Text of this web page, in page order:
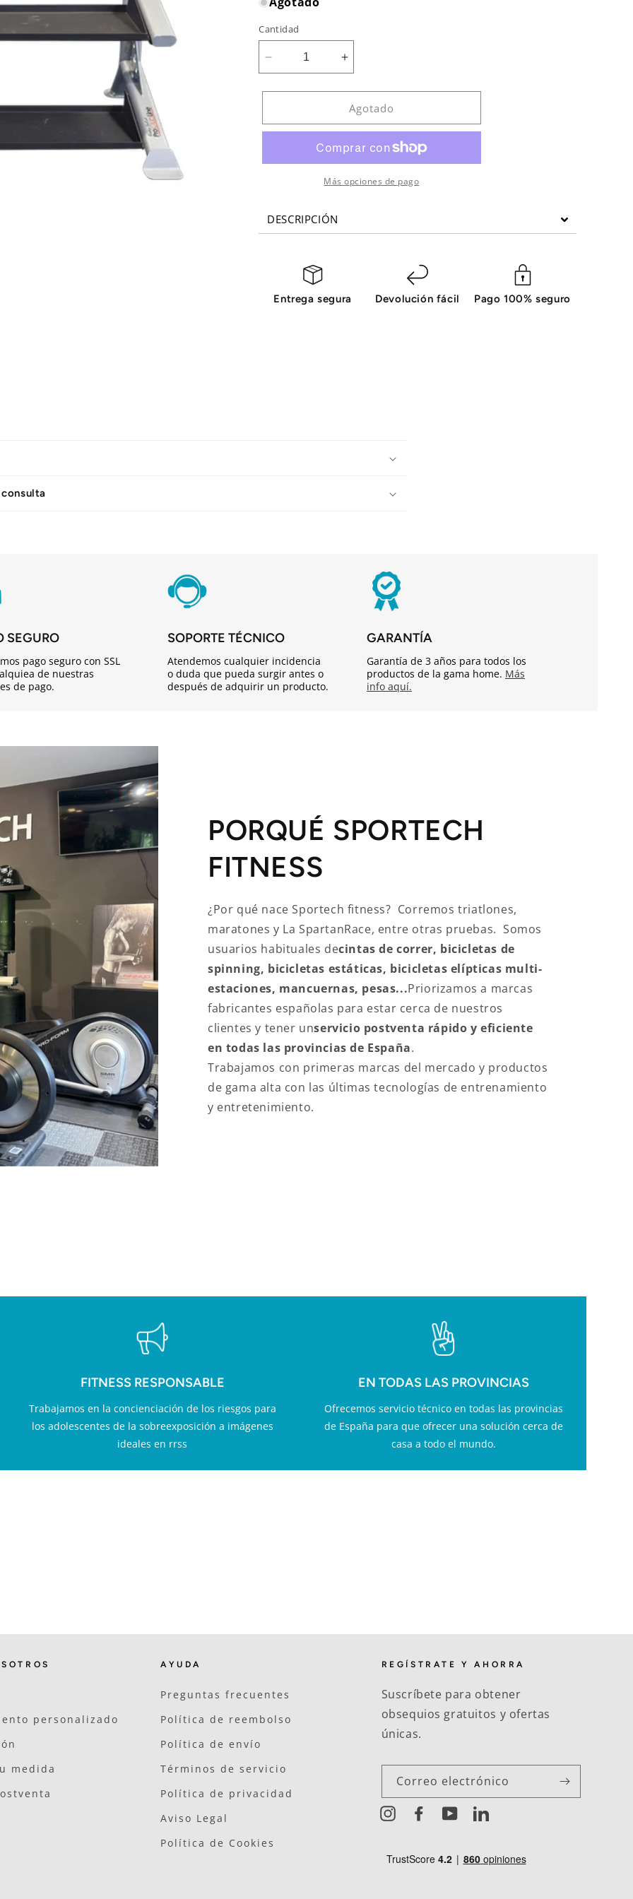
Cantidad
Reducir
cantidad
para
PARA
PROCLUBLINE
DE
Aumentar
cantidad
para
SOPORTE
PARA
PROCLUBLINE
DE
2
Agotado
Más opciones de pago
DESCRIPCIÓN
Entrega segura Devolución fácil Pago 100% seguro
SEGURO
pago seguro con SSL
de nuestras
de pago.
SOPORTE TÉCNICO
Atendemos cualquier incidencia
o duda que pueda surgir antes o
después de adquirir un producto.
GARANTÍA
Garantía de 3 años para todos los
productos de la gama home. Más
info aquí.
PORQUÉ SPORTECH
FITNESS
¿Por qué nace Sportech fitness? Corremos triatlones,
maratones y La SpartanRace, entre otras pruebas. Somos
usuarios habituales decintas de correr, bicicletas de
spinning, bicicletas estáticas, bicicletas elípticas multi-
estaciones, mancuernas, pesas...Priorizamos a marcas
fabricantes españolas para estar cerca de nuestros
clientes y tener unservicio postventa rápido y eficiente
en todas las provincias de España.
Trabajamos con primeras marcas del mercado y productos
de gama alta con las últimas tecnologías de entrenamiento
y entretenimiento.
FITNESS RESPONSABLE
Trabajamos en la concienciación de los riesgos para
los adolescentes de la sobreexposición a imágenes
ideales en rrss
EN TODAS LAS PROVINCIAS
Ofrecemos servicio técnico en todas las provincias
de España para que ofrecer una solución cerca de
casa a todo el mundo.
personalizado
medida
AYUDA
Preguntas frecuentes
Política de reembolso
Política de envío
Términos de servicio
Política de privacidad
Aviso Legal
Política de Cookies
REGÍSTRATE Y AHORRA
Suscríbete para obtener
obsequios gratuitos y ofertas
únicas.
Correo electrónico
InstagramFacebookYouTubeLinkedIn